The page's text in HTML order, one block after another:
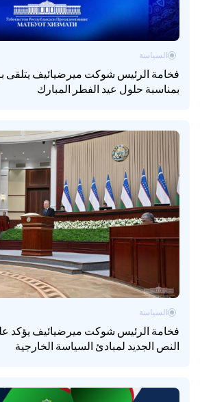
فخامة الرئيس شوكت ميرضيائيف يتلقى
بمناسبة حلول عيد الفطر المبارك
السياسة
فخامة الرئيس شوكت ميرضيائيف يؤكد
النص الجديد لمبادئ السياسة الخارجية
السياسة